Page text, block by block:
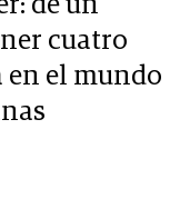
de un
cuatro
en el mundo